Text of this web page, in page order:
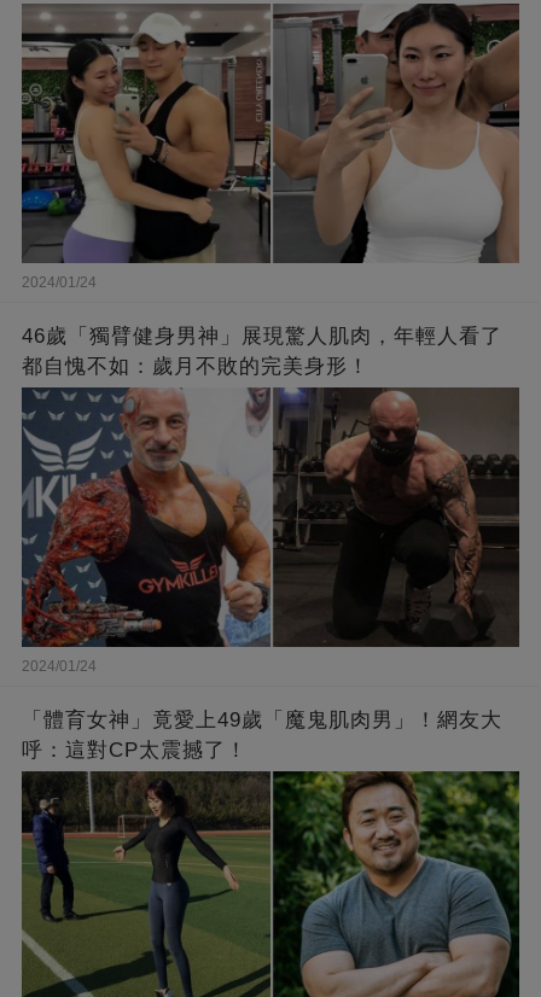
2024/01/24
46歲「獨臂健身男神」展現驚人肌肉，年輕人看了
都自愧不如：歲月不敗的完美身形！
2024/01/24
「體育女神」竟愛上49歲「魔鬼肌肉男」！網友大
呼：這對CP太震撼了！